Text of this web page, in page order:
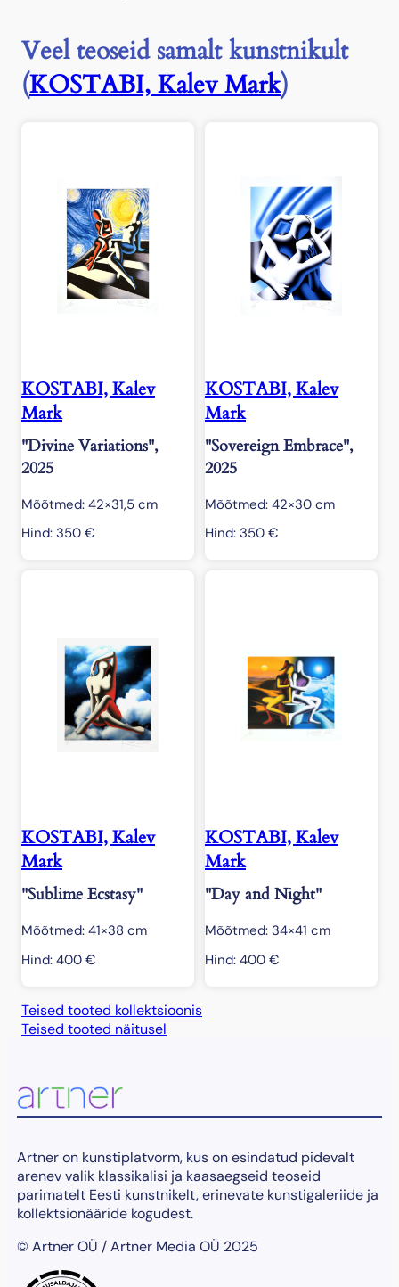
Veel teoseid samalt kunstnikult
(KOSTABI, Kalev Mark)
KOSTABI, Kalev
Mark
"Divine Variations",
2025
Mõõtmed: 42×31,5 cm
Hind: 350 €
KOSTABI, Kalev
Mark
"Sovereign Embrace",
2025
Mõõtmed: 42×30 cm
Hind: 350 €
KOSTABI, Kalev
Mark
"Sublime Ecstasy"
Mõõtmed: 41×38 cm
Hind: 400 €
KOSTABI, Kalev
Mark
"Day and Night"
Mõõtmed: 34×41 cm
Hind: 400 €
Teised tooted kollektsioonis
Teised tooted näitusel
Artner on kunstiplatvorm, kus on esindatud pidevalt
arenev valik klassikalisi ja kaasaegseid teoseid
parimatelt Eesti kunstnikelt, erinevate kunstigaleriide ja
kollektsionääride kogudest.
© Artner OÜ / Artner Media OÜ 2025